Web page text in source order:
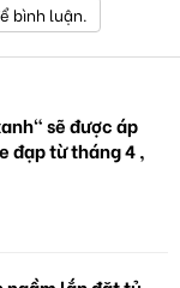
bình luận.
sẽ được áp
đạp từ tháng 4 ,